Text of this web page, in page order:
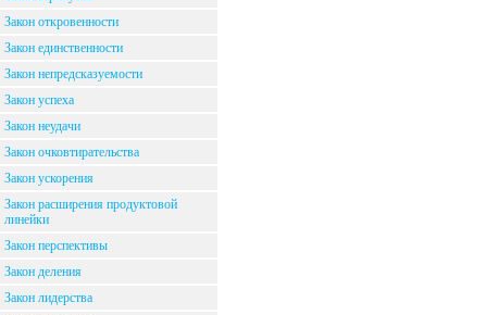
Закон откровенности
Закон единственности
Закон непредсказуемости
Закон успеха
Закон неудачи
Закон очковтирательства
Закон ускорения
Закон расширения продуктовой
линейки
Закон перспективы
Закон деления
Закон лидерства